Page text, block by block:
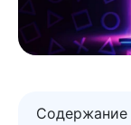
Содержание